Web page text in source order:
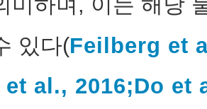
있다(Feilberg et
al., 2016;Do et